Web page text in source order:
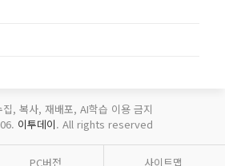
, 복사, 재배포, AI학습 이용 금지
이투데이. All rights reserved
PC버전 사이트맵